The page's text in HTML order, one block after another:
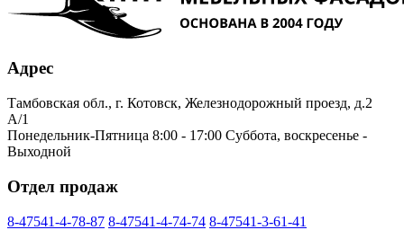
Адрес
Тамбовская обл., г. Котовск, Железнодорожный проезд, д.2
А/1
Понедельник-Пятница 8:00 - 17:00 Суббота, воскресенье -
Выходной
Отдел продаж
8-47541-4-78-87 8-47541-4-74-74 8-47541-3-61-41